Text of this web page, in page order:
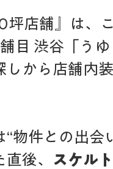
坪店舗』は、
目 渋谷「う
しから店舗内
“物件との出会
後、
スケル